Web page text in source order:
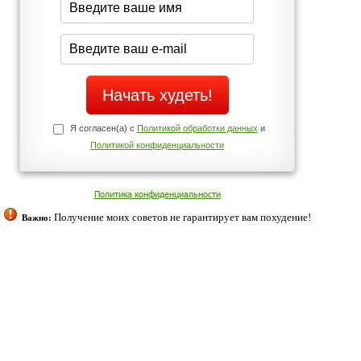
Нет
Телефоны службы поддержки
+7 (909) 421-77-27
cookies. Оставаясь с нами, вы соглашаетесь с нашей
Согласен